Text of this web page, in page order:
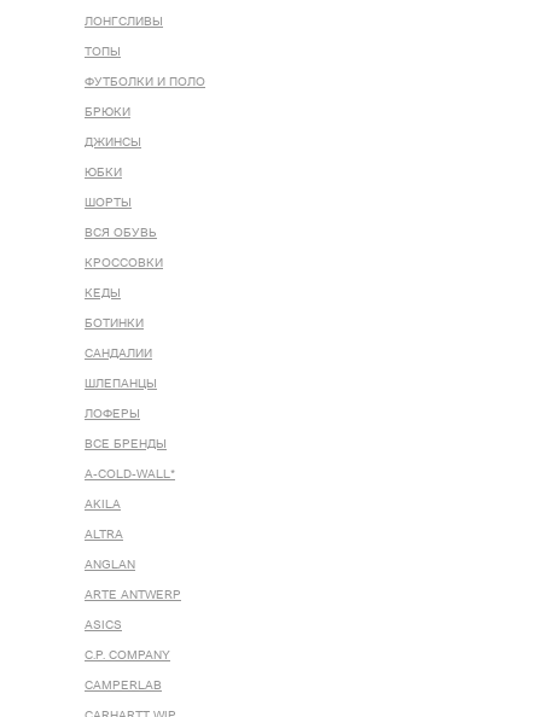
ЛОНГСЛИВЫ
ТОПЫ
ФУТБОЛКИ И ПОЛО
БРЮКИ
ДЖИНСЫ
ЮБКИ
ШОРТЫ
ВСЯ ОБУВЬ
КРОССОВКИ
КЕДЫ
БОТИНКИ
САНДАЛИИ
ШЛЕПАНЦЫ
ЛОФЕРЫ
ВСЕ БРЕНДЫ
A-COLD-WALL*
AKILA
ALTRA
ANGLAN
ARTE ANTWERP
ASICS
C.P. COMPANY
CAMPERLAB